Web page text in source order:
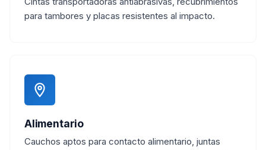
para tambores y placas resistentes al impacto.
Alimentario
Cauchos aptos para contacto alimentario, juntas